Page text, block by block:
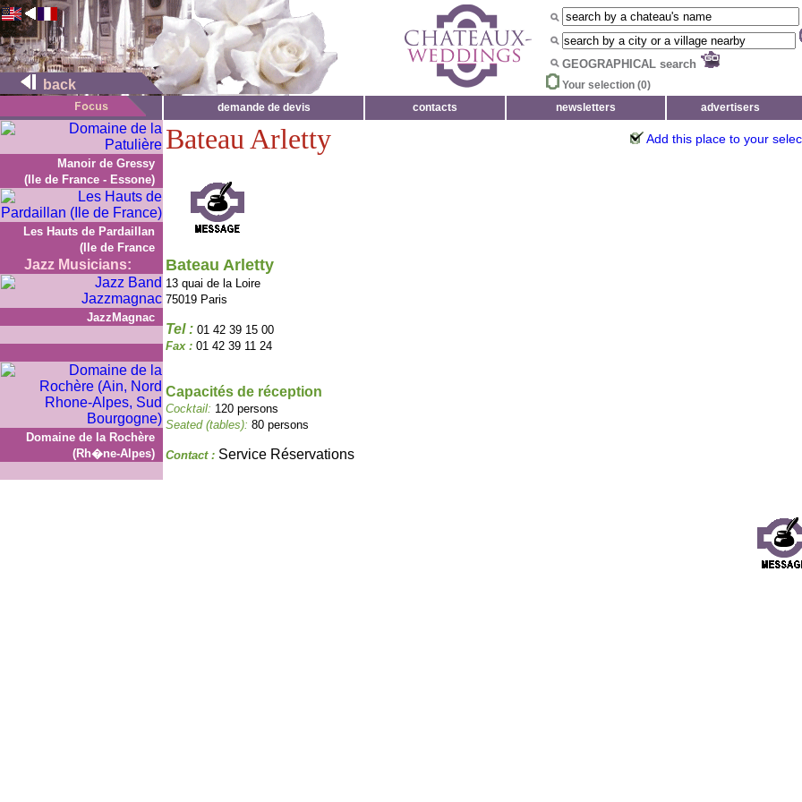
back
GEOGRAPHICAL search
Your selection (0)
demande de devis
contacts newsletters advertisers
Manoir de Gressy
(Ile de France - Essone)
Les Hauts de Pardaillan
(Ile de France
Jazz Musicians:
JazzMagnac
Domaine de la Rochère
(Rh�ne-Alpes)
Bateau Arletty Add this place to your
Bateau Arletty
13 quai de la Loire
75019 Paris
Tel : 01 42 39 15 00
Fax : 01 42 39 11 24
Capacités de réception
Cocktail: 120 persons
Seated (tables): 80 persons
Contact : Service Réservations